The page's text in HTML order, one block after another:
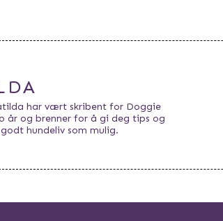
har vært skribent for Doggie
år og brenner for å gi deg tips og
hundeliv som mulig.